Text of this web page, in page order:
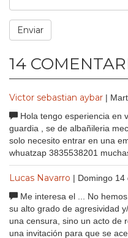
14
Victor sebastian aybar |
Hola tengo esperiencia en
guardia , se de albañileria
solo necesito entrar en una
whuatzap 3835538201
Lucas Navarro | Domingo 14
Me interesa el ... No
su alto grado de agresividad
una censura, sino un acto de
una invitación para que se